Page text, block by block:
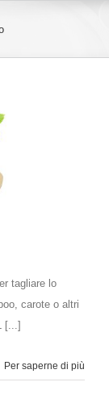
tagliare lo
carote o altri
[...]
Per saperne di più